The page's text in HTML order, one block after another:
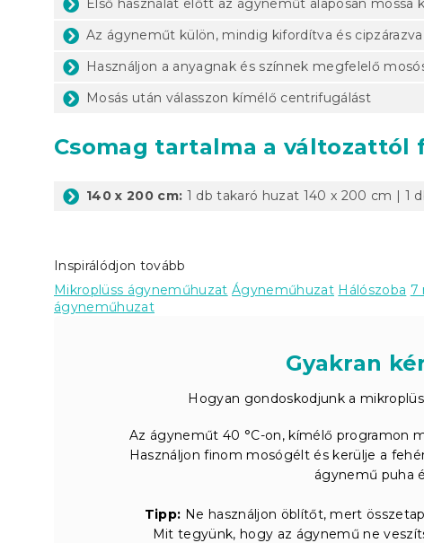
Első használat előtt az ágyneműt alaposan mossa
Az ágyneműt külön, mindig kifordítva és
Használjon a anyagnak és színnek megfelelő
Mosás után válasszon kímélő centrifugálást
Csomag tartalma a változattól
140 x 200 cm: 1 db takaró huzat 140 x 200 cm | 1
Inspirálódjon tovább
Mikroplüss ágyneműhuzat Ágyneműhuzat Hálószoba 7
ágyneműhuzat
Gyakran
Hogyan gondoskodjunk a
Az ágyneműt 40 °C-on, kímélő programon
Használjon finom mosógélt és kerülje a
ágynemű puha
Tipp: Ne használjon öblítőt, mert
Mit tegyünk, hogy az ágynemű ne